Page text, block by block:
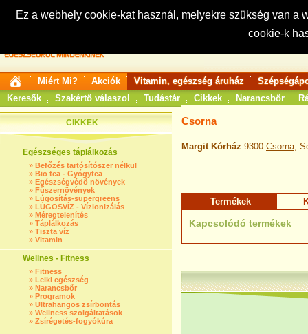
Ez a webhely cookie-kat használ, melyekre szükség van
cookie-k
Keresés:
Miért Mi? Akciók Vitamin, egészség áruház
Keresők
Szakértő válaszol Tudástár Cikkek Narancsbőr
CIKKEK
Egészséges táplálkozás
» Befőzés tartósítószer nélkül
» Bio tea - Gyógytea
» Egészségvédő növények
» Fűszernövények
» Lúgosítás-supergreens
» LÚGOSVÍZ - Vízionizálás
» Méregtelenítés
» Táplálkozás
» Tiszta víz
» Vitamin
Wellnes - Fitness
» Fitness
» Lelki egészség
» Narancsbőr
» Programok
» Ultrahangos zsírbontás
» Wellness szolgáltatások
» Zsírégetés-fogyókúra
Csorna
Margit Kórház 9300 Csorna,
Termékek
Kapcsolódó termékek